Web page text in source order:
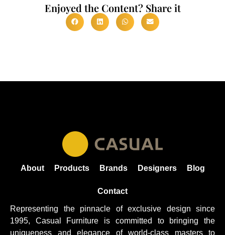
Enjoyed the Content? Share it
About Products Brands Designers Blog
Contact
Representing the pinnacle of exclusive design since
1995, Casual Furniture is committed to bringing the
uniqueness and elegance of world-class masters to